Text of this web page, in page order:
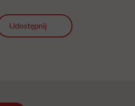
Udostępnij